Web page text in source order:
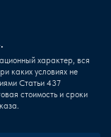
характер, вся
каких условиях не
Статьи 437
стоимость и сроки